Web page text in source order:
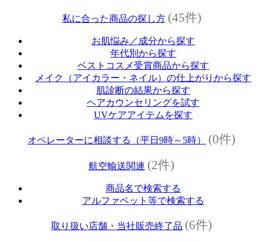
私に合った商品の探し方 (45件)
お肌悩み／成分から探す
年代別から探す
ベストコスメ受賞商品から探す
メイク（アイカラー・ネイル）の仕上がりから探す
肌診断の結果から探す
ヘアカウンセリングを試す
UVケアアイテムを探す
オペレーターに相談する（平日9時～5時） (0件)
航空輸送関連 (2件)
商品名で検索する
アルファベット等で検索する
取り扱い店舗・当社販売終了品 (6件)